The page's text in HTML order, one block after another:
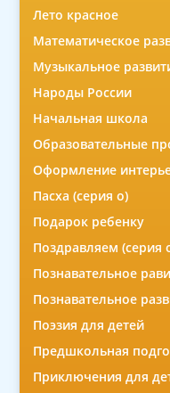
Лето красное
Математическое
Музыкальное
Народы России
Начальная школа
Образовательные
Оформление
Пасха (серия о)
Подарок ребенку
Поздравляем (серия
Познавательное
Познавательное
Поэзия для детей
Предшкольная
Приключения для